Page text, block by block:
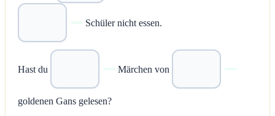
Schüler nicht essen.
Hast du Märchen von
goldenen Gans gelesen?